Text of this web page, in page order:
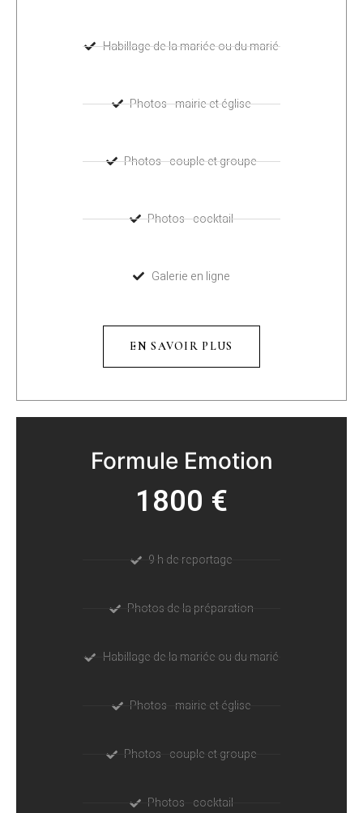
Habillage de la mariée ou du marié
Photos - mairie et église
Photos - couple et groupe
Photos - cocktail
Galerie en ligne
EN SAVOIR PLUS
Formule Emotion
1800 €
9 h de reportage
Photos de la préparation
Habillage de la mariée ou du marié
Photos - mairie et église
Photos - couple et groupe
Photos - cocktail